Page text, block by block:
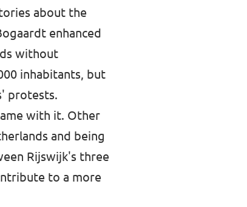
about the
enhanced
without
inhabitants, but
protests.
with it. Other
and being
Rijswijk's three
to a more